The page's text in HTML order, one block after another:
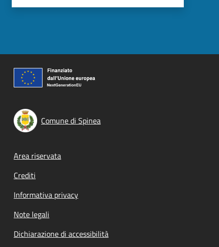
Comune di Spinea
Footer menu
Area riservata
Crediti
Informativa privacy
Note legali
Dichiarazione di accessibilità